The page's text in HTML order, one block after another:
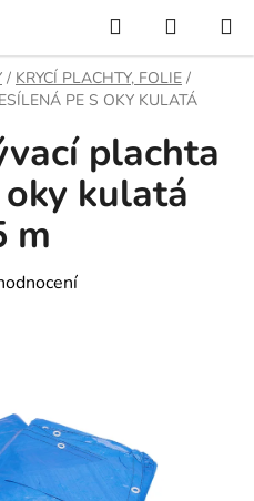
Hledat
KOŠÍK
/ KRYCÍ PLACHTY, FOLIE /
PE S OKY KULATÁ
plachta
kulatá
m